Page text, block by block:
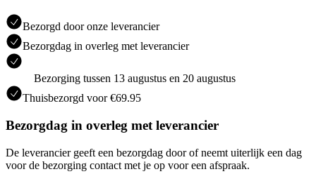
Bezorgd door onze leverancier
Bezorgdag in overleg met leverancier
Bezorging tussen 13 augustus en 20 augustus
Thuisbezorgd voor €69.95
Bezorgdag in overleg met leverancier
De leverancier geeft een bezorgdag door of neemt uiterlijk een dag
voor de bezorging contact met je op voor een afspraak.